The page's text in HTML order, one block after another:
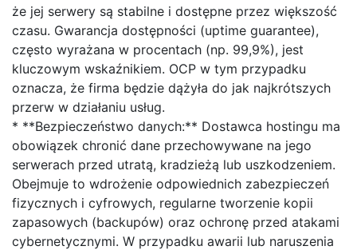
że jej serwery są stabilne i dostępne przez większość
czasu. Gwarancja dostępności (uptime guarantee),
często wyrażana w procentach (np. 99,9%), jest
kluczowym wskaźnikiem. OCP w tym przypadku
oznacza, że firma będzie dążyła do jak najkrótszych
przerw w działaniu usług.
* **Bezpieczeństwo danych:** Dostawca hostingu ma
obowiązek chronić dane przechowywane na jego
serwerach przed utratą, kradzieżą lub uszkodzeniem.
Obejmuje to wdrożenie odpowiednich zabezpieczeń
fizycznych i cyfrowych, regularne tworzenie kopii
zapasowych (backupów) oraz ochronę przed atakami
cybernetycznymi. W przypadku awarii lub naruszenia